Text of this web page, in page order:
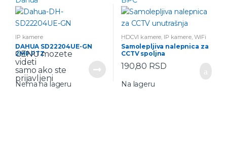
IP kamere
DAHUA SD22204UE-GN
2MP PTZ
CENU mozete
videti
samo ako ste
prijavljeni
Nema na lageru
HDCVI kamere, IP kamere, WiFi
kamere
Samolepljiva nalepnica za
CCTV spoljna
190,80 RSD
Na lageru